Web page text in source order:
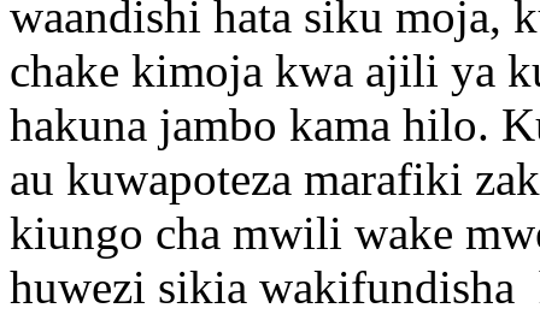
waandishi hata siku moja,
chake kimoja kwa ajili ya
hakuna jambo kama hilo.
au kuwapoteza marafiki
kiungo cha mwili wake
huwezi sikia